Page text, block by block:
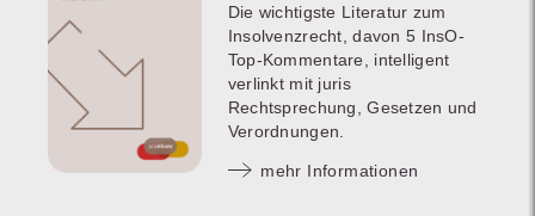
Die wichtigste Literatur zum
Insolvenzrecht, davon 5 InsO-
Top-Kommentare, intelligent
verlinkt mit juris
Rechtsprechung, Gesetzen und
Verordnungen.
mehr Informationen